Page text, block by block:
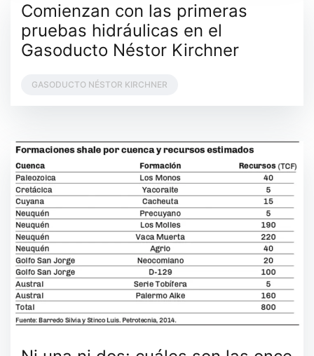
Comienzan con las primeras
pruebas hidráulicas en el
Gasoducto Néstor Kirchner
GASODUCTO NÉSTOR KIRCHNER